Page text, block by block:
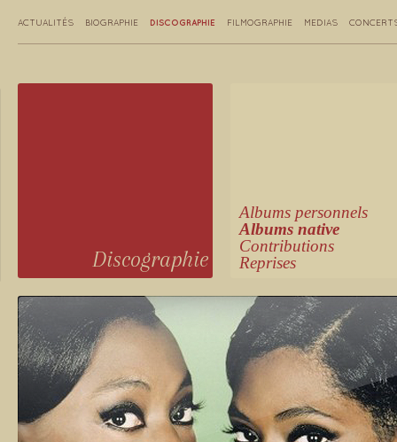
ACTUALITÉS BIOGRAPHIE DISCOGRAPHIE FILMOGRAPHIE MEDIAS
Discographie
Albums personnels
Albums native
Contributions
Reprises